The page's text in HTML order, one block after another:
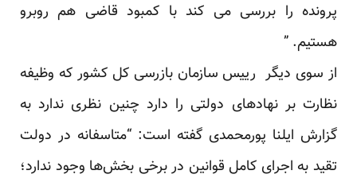
پرونده را بررسی می کند با کمبود قاضی هم روبرو
هستیم. ”
از سوی دیگر رییس سازمان بازرسی کل کشور که وظیفه
نظارت بر نهادهای دولتی را دارد چنین نظری ندارد به
گزارش ایلنا پورمحمدی گفته است: “متاسفانه در دولت
تقید به اجرای کامل قوانین در برخی بخش‌ها وجود ندارد؛